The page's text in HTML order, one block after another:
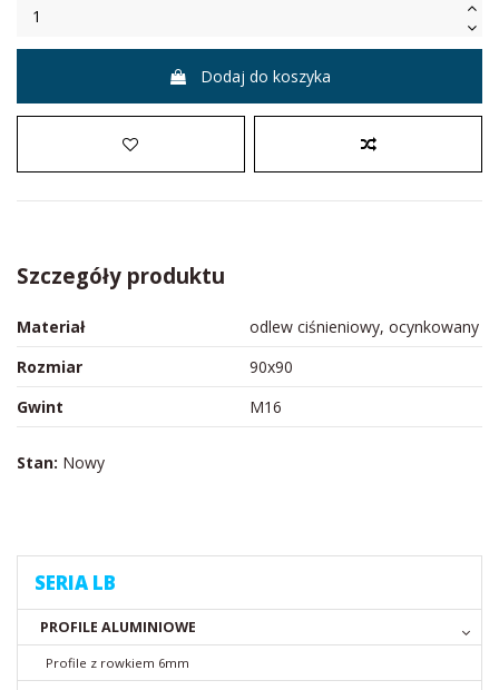
Dodaj do koszyka
Szczegóły produktu
Materiał
odlew ciśnieniowy, ocynkowany
Rozmiar
90x90
Gwint
M16
Stan: Nowy
SERIA LB
PROFILE ALUMINIOWE
Profile z rowkiem 6mm